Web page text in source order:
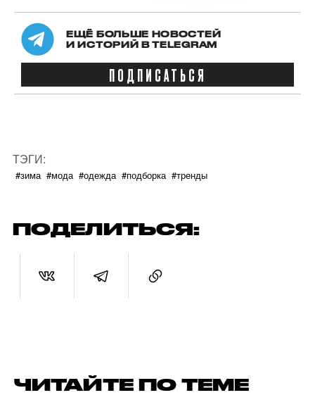
ЕЩЁ БОЛЬШЕ НОВОСТЕЙ
И ИСТОРИЙ В TELEGRAM
ПОДПИСАТЬСЯ
ТЭГИ:
#зима #мода #одежда #подборка #тренды
ПОДЕЛИТЬСЯ:
ЧИТАЙТЕ ПО ТЕМЕ